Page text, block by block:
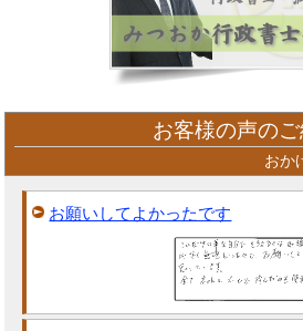
お客様の声の
おか
お願いしてよかったです